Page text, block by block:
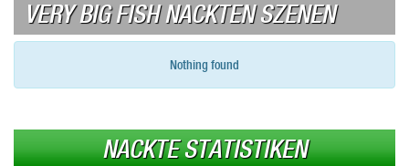
VERY BIG FISH NACKTEN SZENEN
Nothing found
NACKTE STATISTIKEN